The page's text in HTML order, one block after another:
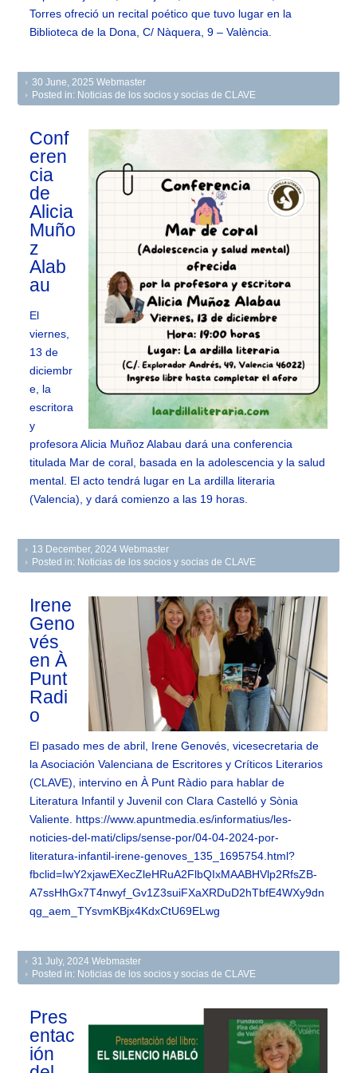
Torres ofreció un recital poético que tuvo lugar en la
Biblioteca de la Dona, C/ Nàquera, 9 – València.
30 June, 2025 Webmaster
Posted in: Noticias de los socios y socias de CLAVE
Conf
eren
cia
de
Alicia
Muño
z
Alab
au
El
viernes,
13 de
diciembr
e, la
escritora
y
profesora Alicia Muñoz Alabau dará una conferencia
titulada Mar de coral, basada en la adolescencia y la salud
mental. El acto tendrá lugar en La ardilla literaria
(Valencia), y dará comienzo a las 19 horas.
13 December, 2024 Webmaster
Posted in: Noticias de los socios y socias de CLAVE
Irene
Geno
vés
en À
Punt
Radi
o
El pasado mes de abril, Irene Genovés, vicesecretaria de
la Asociación Valenciana de Escritores y Críticos Literarios
(CLAVE), intervino en À Punt Ràdio para hablar de
Literatura Infantil y Juvenil con Clara Castelló y Sònia
Valiente. https://www.apuntmedia.es/informatius/les-
noticies-del-mati/clips/sense-por/04-04-2024-por-
literatura-infantil-irene-genoves_135_1695754.html?
fbclid=IwY2xjawEXecZleHRuA2FlbQIxMAABHVlp2RfsZB-
A7ssHhGx7T4nwyf_Gv1Z3suiFXaXRDuD2hTbfE4WXy9dn
qg_aem_TYsvmKBjx4KdxCtU69ELwg
31 July, 2024 Webmaster
Posted in: Noticias de los socios y socias de CLAVE
Pres
entac
ión